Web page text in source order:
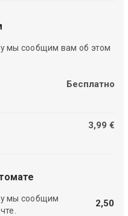
мы сообщим вам об этом
Бесплатно
3,99 €
мы сообщим
2,50